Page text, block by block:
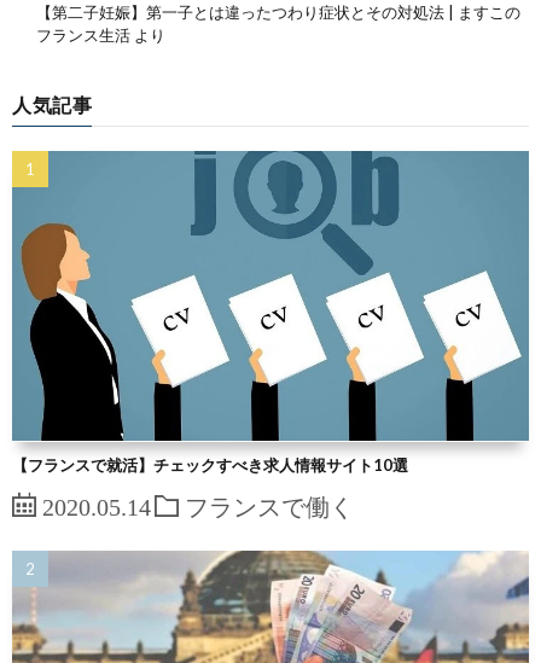
【第二子妊娠】第一子とは違ったつわり症状とその対処法 | ますこの
フランス生活 より
人気記事
【フランスで就活】チェックすべき求人情報サイト10選
2020.05.14 フランスで働く